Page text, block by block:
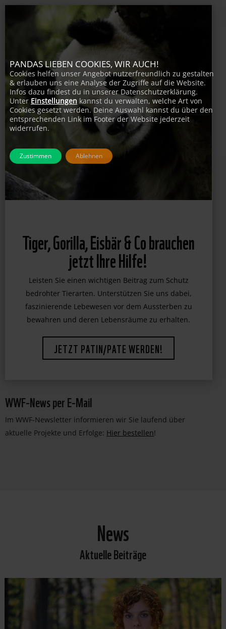
Tiger, Gorilla, Eisbär & Co brauchen
jetzt Ihre Hilfe!
Leisten Sie einen wichtigen Beitrag zum Schutz
JETZT PATIN/PATE WERDEN!
WWF-News per E-Mail
Im WWF-Newsletter informieren wir Sie laufend über
aktuelle Projekte und Erfolge: Hier bestellen!
News
Aktuelle Beiträge
PANDAS LIEBEN COOKIES, WIR AUCH!
Cookies helfen unser Angebot nutzerfreundlich zu gestalten
& erlauben uns eine Analyse der Zugriffe auf die Website.
Infos dazu findest du in unserer Datenschutzerklärung.
Unter Einstellungen kannst du verwalten, welche Art von
Cookies gesetzt werden. Deine Auswahl kannst du über den
entsprechenden Link im Footer der Website jederzeit
widerrufen.
Zustimmen Ablehnen